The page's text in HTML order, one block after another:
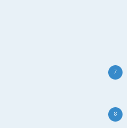
7
8